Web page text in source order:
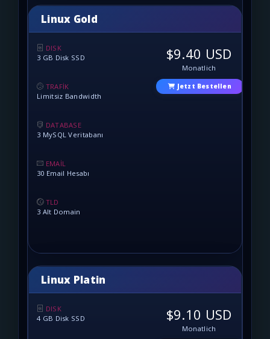
Linux Gold
DISK
3 GB Disk SSD
TRAFİK
Limitsiz Bandwidth
DATABASE
3 MySQL Veritabanı
EMAİL
30 Email Hesabı
TLD
3 Alt Domain
$9.40 USD
Monatlich
Jetzt Bestellen
Linux Platin
DISK
4 GB Disk SSD
$9.10 USD
Monatlich